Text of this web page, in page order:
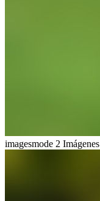
imagesmode 2 Imágenes